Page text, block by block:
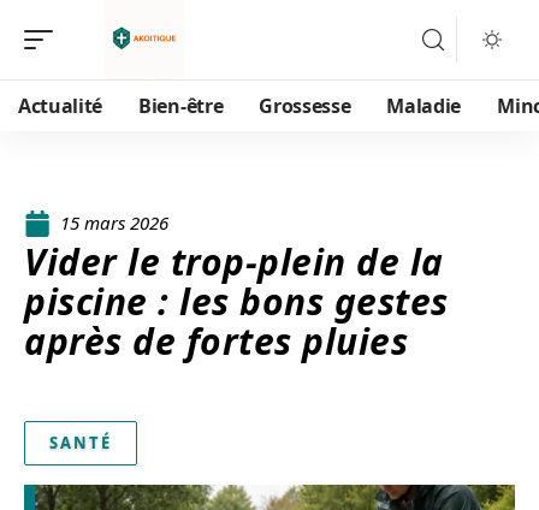
Actualité Bien-être Grossesse Maladie
15 mars 2026
Vider le trop-plein de la
piscine : les bons gestes
après de fortes pluies
SANTÉ